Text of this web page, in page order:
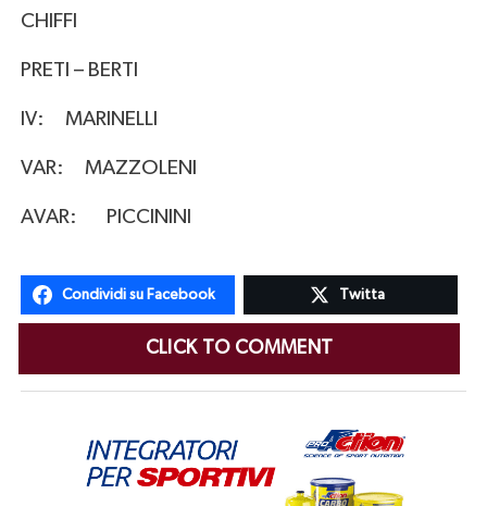
CHIFFI
PRETI – BERTI
IV: MARINELLI
VAR: MAZZOLENI
AVAR: PICCININI
Condividi su Facebook Twitta
CLICK TO COMMENT